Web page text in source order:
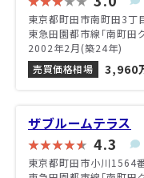
東京都町田市南町田3丁
東急田園都市線「南町田
2002年2月(築24年)
売買価格相場
3,960
ザブルームテラス
4.3
東京都町田市小川1564